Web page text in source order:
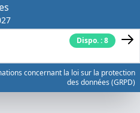
Dispo. : 8
concernant la loi sur la protection
des données (GRPD)